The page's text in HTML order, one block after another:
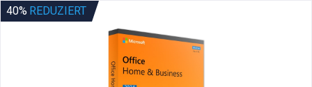
40% REDUZIERT